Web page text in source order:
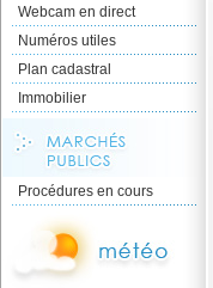
Webcam en direct
Numéros utiles
Plan cadastral
Immobilier
Procédures en cours